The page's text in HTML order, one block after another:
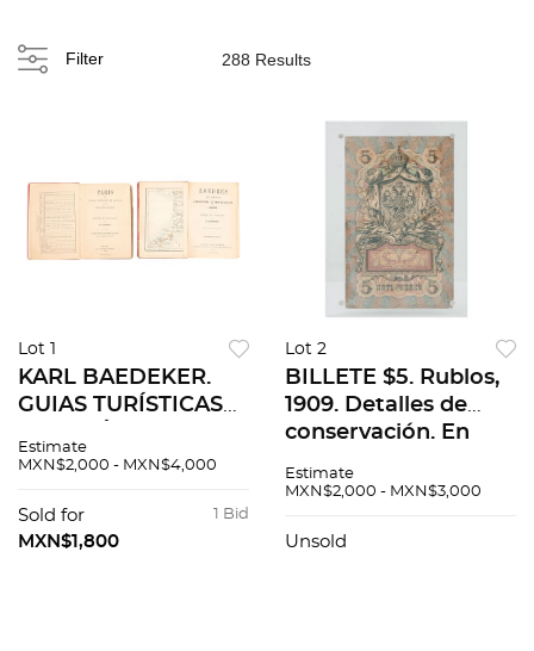
Filter 288 Results
Lot 1
KARL BAEDEKER.
GUIAS TURÍSTICAS
incluyen tarjetas y
Estimate
MXN$2,000 - MXN$4,000
1 Bid
Sold for
MXN$1,800
Lot 2
BILLETE $5. Rublos,
1909. Detalles de
conservación. En
Estimate
MXN$2,000 - MXN$3,000
Unsold